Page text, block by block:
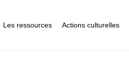
Les ressources Actions culturelles